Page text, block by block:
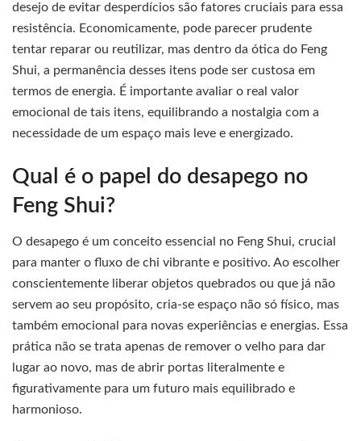
desejo de evitar desperdícios são fatores cruciais para essa
resistência. Economicamente, pode parecer prudente
tentar reparar ou reutilizar, mas dentro da ótica do Feng
Shui, a permanência desses itens pode ser custosa em
termos de energia. É importante avaliar o real valor
emocional de tais itens, equilibrando a nostalgia com a
necessidade de um espaço mais leve e energizado.
Qual é o papel do desapego no
Feng Shui?
O desapego é um conceito essencial no Feng Shui, crucial
para manter o fluxo de chi vibrante e positivo. Ao escolher
conscientemente liberar objetos quebrados ou que já não
servem ao seu propósito, cria-se espaço não só físico, mas
também emocional para novas experiências e energias. Essa
prática não se trata apenas de remover o velho para dar
lugar ao novo, mas de abrir portas literalmente e
figurativamente para um futuro mais equilibrado e
harmonioso.